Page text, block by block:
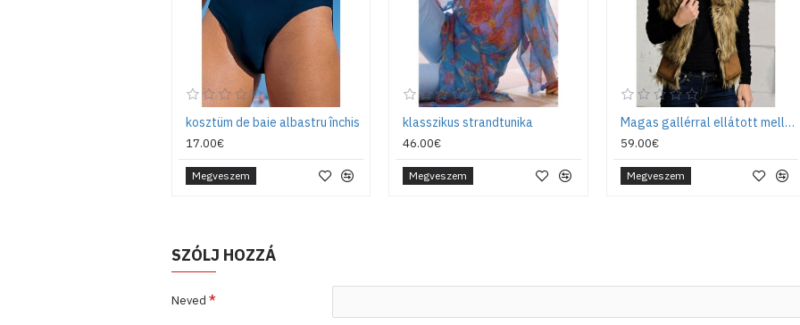
kosztüm de baie albastru închis
17.00€
Megveszem
klasszikus strandtunika
46.00€
Megveszem
Magas gallérral ellátott mellény
59.00€
Megveszem
SZÓLJ HOZZÁ
Neved